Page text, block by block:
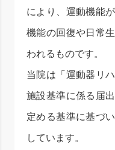
により、運動機能
機能の回復や日常
われるものです。
当院は「運動器リ
施設基準に係る届
定める基準に基づ
しています。